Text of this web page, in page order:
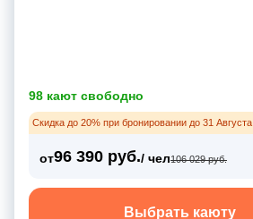
98 кают свободно
Скидка до 20% при бронировании до 31 Августа
от96 390 руб./ чел106 029 руб.
Выбрать каюту